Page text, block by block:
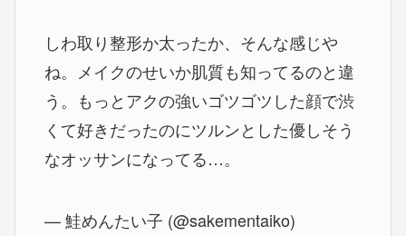
しわ取り整形か太ったか、そんな感じや
ね。メイクのせいか肌質も知ってるのと違
う。もっとアクの強いゴツゴツした顔で渋
くて好きだったのにツルンとした優しそう
なオッサンになってる…。
— 鮭めんたい子 (@sakementaiko)